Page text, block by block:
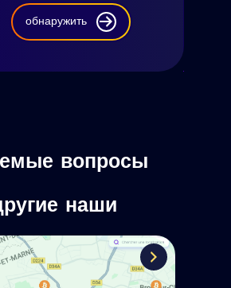
обнаружить
вопросы
наши